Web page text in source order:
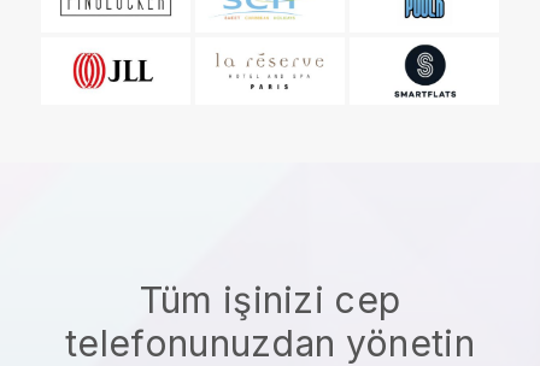
Tüm işinizi cep
telefonunuzdan yönetin